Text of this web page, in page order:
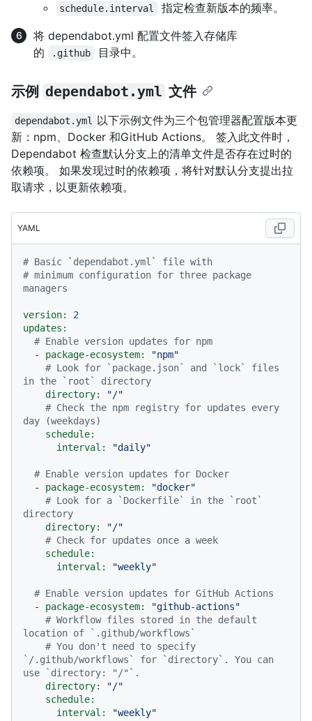
schedule.interval
指定检查新版本的频率。
将 dependabot.yml 配置文件签入存储库
的
.github 目录中。
示例 dependabot.yml 文件
dependabot.yml
以下示例文件为三个包管理器配置版本更
新：npm、Docker 和GitHub Actions。 签入此文件时，
Dependabot 检查默认分支上的清单文件是否存在过时的
依赖项。 如果发现过时的依赖项，将针对默认分支提出拉
取请求，以更新依赖项。
YAML
# Basic `dependabot.yml` file with
# minimum configuration for three package
managers
version:
2
updates:
# Enable version updates for npm
-
package-ecosystem:
"npm"
# Look for `package.json` and `lock` files
in the `root` directory
directory:
"/"
# Check the npm registry for updates every
day (weekdays)
schedule:
interval:
"daily"
# Enable version updates for Docker
-
package-ecosystem:
"docker"
# Look for a `Dockerfile` in the `root`
directory
directory:
"/"
# Check for updates once a week
schedule:
interval:
"weekly"
# Enable version updates for GitHub Actions
-
package-ecosystem:
"github-actions"
# Workflow files stored in the default
location of `.github/workflows`
# You don't need to specify
`/.github/workflows` for `directory`. You can
use `directory: "/"`.
directory:
"/"
schedule:
interval:
"weekly"